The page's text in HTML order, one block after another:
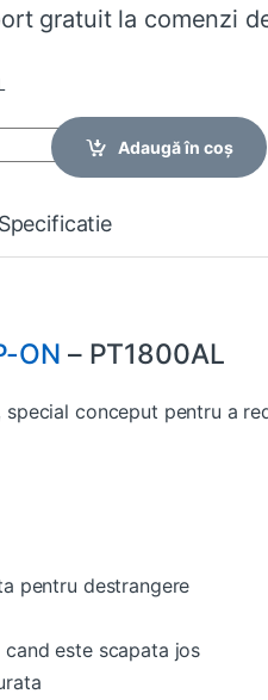
gratuit la comenzi
Adaugă în coș
Specificatie
ON – PT1800AL
conceput pentru a
pentru destrangere
este scapata jos